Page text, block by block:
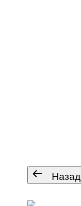
Назад